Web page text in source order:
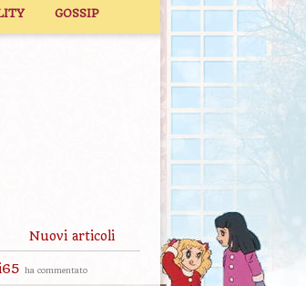
GOSSIP
Nuovi articoli
ha commentato